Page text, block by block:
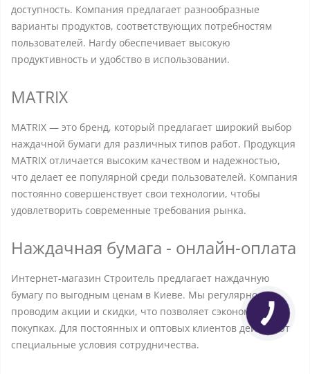
доступность. Компания предлагает разнообразные
варианты продуктов, соответствующих потребностям
пользователей. Hardy обеспечивает высокую
продуктивность и удобство в использовании.
MATRIX
MATRIX — это бренд, который предлагает широкий выбор
наждачной бумаги для различных типов работ. Продукция
MATRIX отличается высоким качеством и надежностью,
что делает ее популярной среди пользователей. Компания
постоянно совершенствует свои технологии, чтобы
удовлетворить современные требования рынка.
Наждачная бумага - онлайн-оплата
Интернет-магазин Строитель предлагает наждачную
бумагу по выгодным ценам в Киеве. Мы регулярно
проводим акции и скидки, что позволяет сэкономить на
покупках. Для постоянных и оптовых клиентов действуют
специальные условия сотрудничества.